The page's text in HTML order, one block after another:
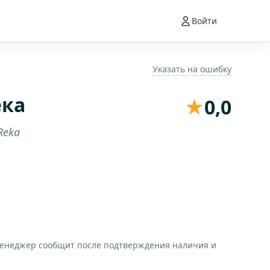
Войти
Указать на ошибку
★0,0
сообщит после подтверждения наличия и